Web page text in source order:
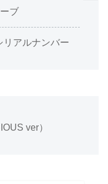
ブ
リアルナンバー
ver）